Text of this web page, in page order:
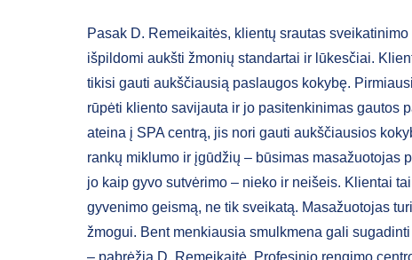
Pasak D. Remeikaitės, klientų srautas
išpildomi aukšti žmonių standartai ir lūkesčiai.
tikisi gauti aukščiausią paslaugos kokybę.
rūpėti kliento savijauta ir jo pasitenkinimas gautos
ateina į SPA centrą, jis nori gauti aukščiausios
rankų miklumo ir įgūdžių – būsimas masažuotojas
jo kaip gyvo sutvėrimo – nieko ir neišeis. Klientai
gyvenimo geismą, ne tik sveikatą. Masažuotojas
žmogui. Bent menkiausia smulkmena gali
– pabrėžia D. Remeikaitė. Profesinio rengimo